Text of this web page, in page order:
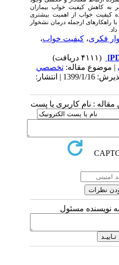
کاهش کیفیت خواب بیماران
کیفیت خواب از اهمیت بیشتری
ازجمله درمان نشخوار
فکری،کیفیت خواب،
مقاله:تخصصي
دریافت: 1398/11/6 | پذیرش: 1399/1/16 | انتشار:
: نام کاربری یا پست
نویسنده مسئول